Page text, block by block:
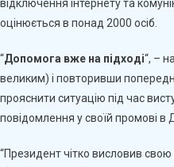
відключення інтернету та
оцінюється в понад 2000 осіб.
“Допомога вже на підході“, –
великим) і повторивши
прояснити ситуацію під час
повідомлення у своїй промові в
“Президент чітко висловив